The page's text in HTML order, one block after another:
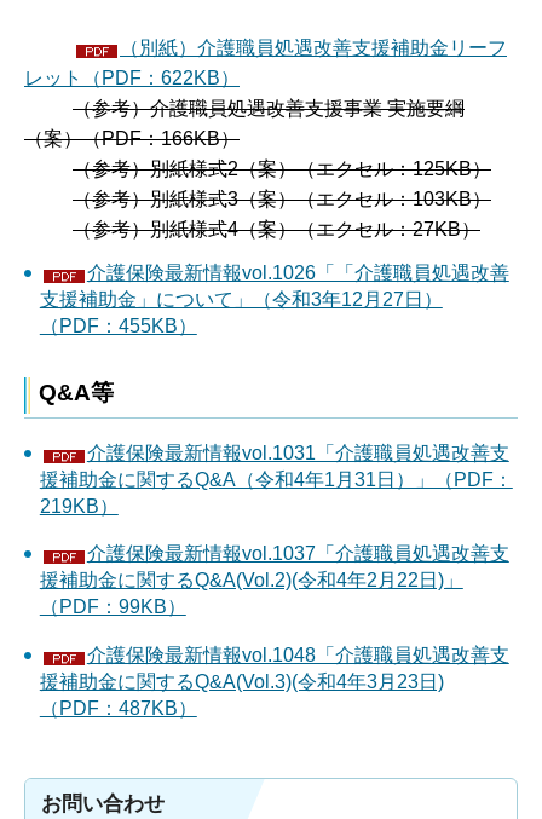
（別紙）介護職員処遇改善支援補助金リーフ
レット（PDF：622KB）
（参考）介護職員処遇改善支援事業 実施要綱
（案）（PDF：166KB）
（参考）別紙様式2（案）（エクセル：125KB）
（参考）別紙様式3（案）（エクセル：103KB）
（参考）別紙様式4（案）（エクセル：27KB）
介護保険最新情報vol.1026「「介護職員処遇改善
支援補助金」について」（令和3年12月27日）
（PDF：455KB）
Q&A等
介護保険最新情報vol.1031「介護職員処遇改善支
援補助金に関するQ&A（令和4年1月31日）」（PDF：
219KB）
介護保険最新情報vol.1037「介護職員処遇改善支
援補助金に関するQ&A(Vol.2)(令和4年2月22日)」
（PDF：99KB）
介護保険最新情報vol.1048「介護職員処遇改善支
援補助金に関するQ&A(Vol.3)(令和4年3月23日)
（PDF：487KB）
お問い合わせ